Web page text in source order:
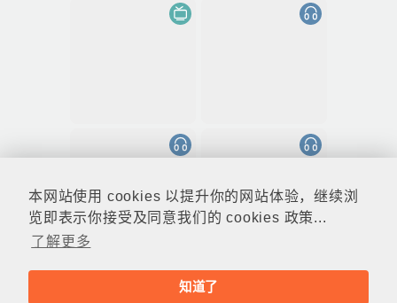
本网站使用 cookies 以提升你的网站体验，继续浏
览即表示你接受及同意我们的 cookies 政策...
了解更多
知道了